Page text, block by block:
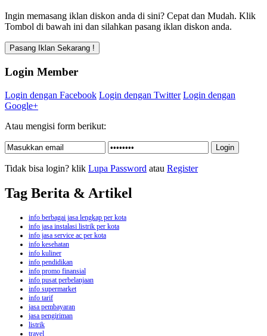
Ingin memasang iklan diskon anda di sini? Cepat dan Mudah. Klik
Tombol di bawah ini dan silahkan pasang iklan diskon anda.
Login Member
Login dengan Facebook Login dengan Twitter Login dengan
Google+
Atau mengisi form berikut:
Tidak bisa login? klik Lupa Password atau Register
Tag Berita & Artikel
info berbagai jasa lengkap per kota
info jasa instalasi listrik per kota
info jasa service ac per kota
info kesehatan
info kuliner
info pendidikan
info promo finansial
info pusat perbelanjaan
info supermarket
info tarif
jasa pembayaran
jasa pengiriman
listrik
travel